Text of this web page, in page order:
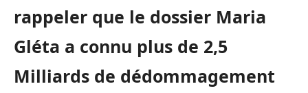
rappeler que le dossier Maria
Gléta a connu plus de 2,5
Milliards de dédommagement